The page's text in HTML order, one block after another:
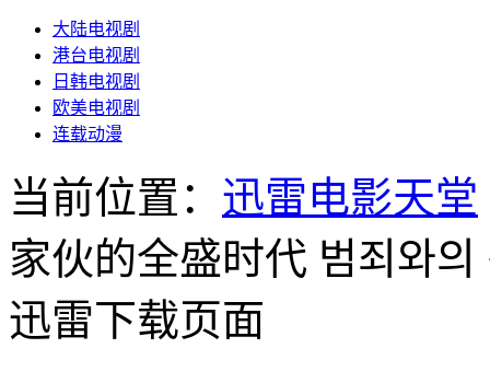
大陆电视剧
港台电视剧
日韩电视剧
欧美电视剧
连载动漫
当前位置： 迅雷电影天堂
家伙的全盛时代 범죄와의
迅雷下载页面